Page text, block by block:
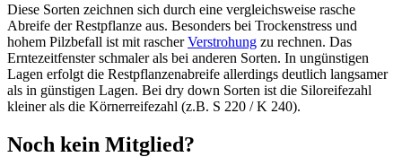
Diese Sorten zeichnen sich durch eine vergleichsweise rasche
Abreife der Restpflanze aus. Besonders bei Trockenstress und
hohem Pilzbefall ist mit rascherVerstrohung zu rechnen. Das
Erntezeitfenster schmaler als bei anderen Sorten. In ungünstigen
Lagen erfolgt die Restpflanzenabreife allerdings deutlich langsamer
als in günstigen Lagen. Bei dry down Sorten ist die Siloreifezahl
kleiner als die Körnerreifezahl (z.B. S 220 / K 240).
Noch kein Mitglied?